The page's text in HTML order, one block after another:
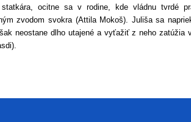
ocitne sa v rodine, kde vládnu tvrdé
zvodom svokra (Attila Mokoš). Juliša sa
neostane dlho utajené a vyťažiť z neho zatúžia